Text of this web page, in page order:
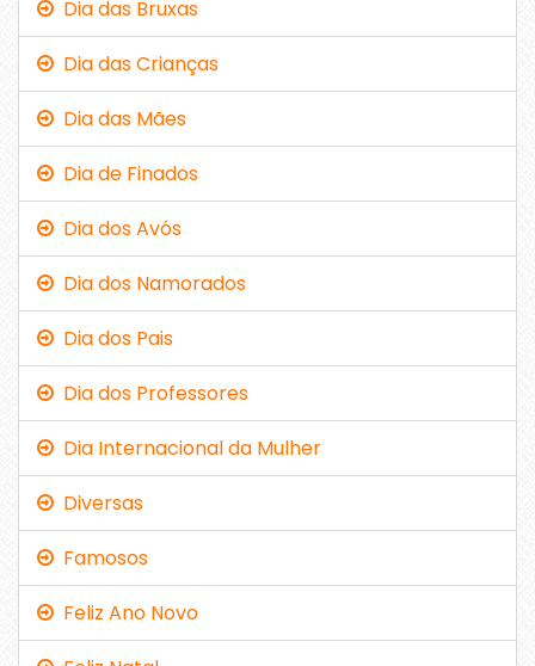
Dia das Bruxas
Dia das Crianças
Dia das Mães
Dia de Finados
Dia dos Avós
Dia dos Namorados
Dia dos Pais
Dia dos Professores
Dia Internacional da Mulher
Diversas
Famosos
Feliz Ano Novo